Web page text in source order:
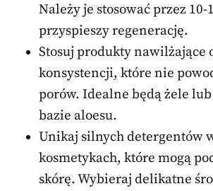
Należy je stosować przez
przyspieszy regenerację.
Stosuj produkty nawilżające
konsystencji, które nie
porów. Idealne będą żele
bazie aloesu.
Unikaj silnych detergentów
kosmetykach, które mogą
skórę. Wybieraj delikatne